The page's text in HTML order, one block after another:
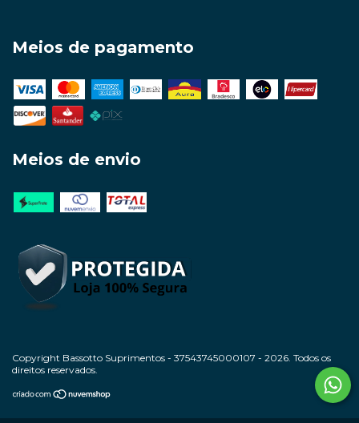
Meios de pagamento
Meios de envio
Copyright Bassotto Suprimentos - 37543745000107 - 2026. Todos os
direitos reservados.